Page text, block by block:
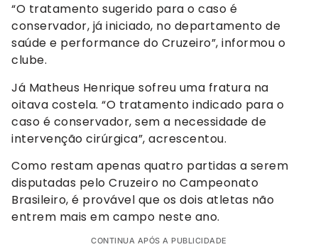
“O tratamento sugerido para o caso é
conservador, já iniciado, no departamento de
saúde e performance do Cruzeiro”, informou o
clube.
Já Matheus Henrique sofreu uma fratura na
oitava costela. “O tratamento indicado para o
caso é conservador, sem a necessidade de
intervenção cirúrgica”, acrescentou.
Como restam apenas quatro partidas a serem
disputadas pelo Cruzeiro no Campeonato
Brasileiro, é provável que os dois atletas não
entrem mais em campo neste ano.
CONTINUA APÓS A PUBLICIDADE